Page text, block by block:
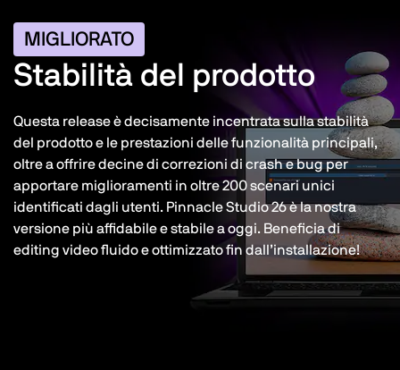
MIGLIORATO
Stabilità del prodotto
Questa release è decisamente incentrata sulla stabilità
del prodotto e le prestazioni delle funzionalità principali,
oltre a offrire decine di correzioni di crash e bug per
apportare miglioramenti in oltre 200 scenari unici
identificati dagli utenti. Pinnacle Studio 26 è la nostra
versione più affidabile e stabile a oggi. Beneficia di
editing video fluido e ottimizzato fin dall’installazione!